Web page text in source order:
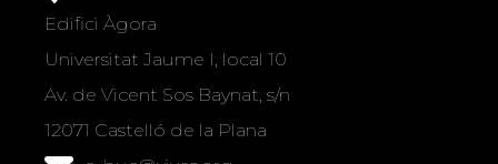
Edifici Àgora
Universitat Jaume I, local 10
Av. de Vicent Sos Baynat, s/n
12071 Castelló de la Plana